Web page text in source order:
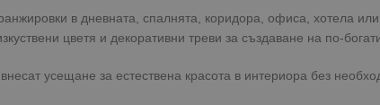
в дневната, спалнята, коридора, офиса, хотела
цветя и декоративни треви за създаване на по-
усещане за естествена красота в интериора без